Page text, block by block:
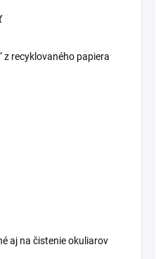
z recyklovaného papiera
aj na čistenie okuliarov